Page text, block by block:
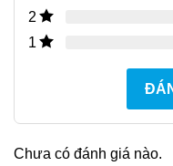
2
1
Chưa có đánh giá nào.